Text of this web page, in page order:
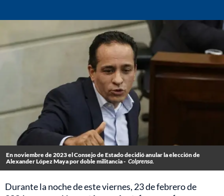
En noviembre de 2023 el Consejo de Estado decidió anular la elección de
Alexander López Maya por doble militancia - Colprensa.
Durante la noche de este viernes, 23 de febrero de